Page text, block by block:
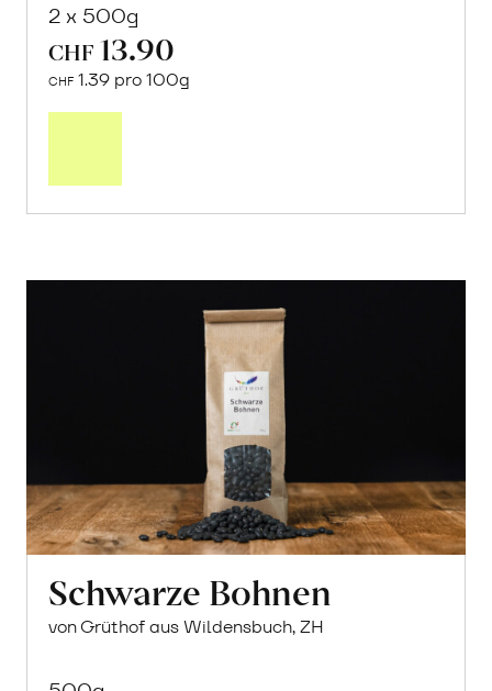
2 x 500g
CHF 13.90
CHF 1.39 pro 100g
Schwarze Bohnen
von Grüthof aus Wildensbuch, ZH